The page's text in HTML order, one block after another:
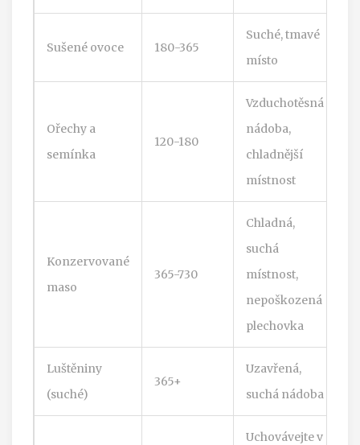
Sušené ovoce 180-365
Suché, tmavé
místo
Ořechy a
semínka
120-180
Vzduchotěsná
nádoba,
chladnější
místnost
Konzervované
maso
365-730
Chladná,
suchá
místnost,
nepoškozená
plechovka
Luštěniny
(suché)
365+
Uzavřená,
suchá nádoba
Uchovávejte v